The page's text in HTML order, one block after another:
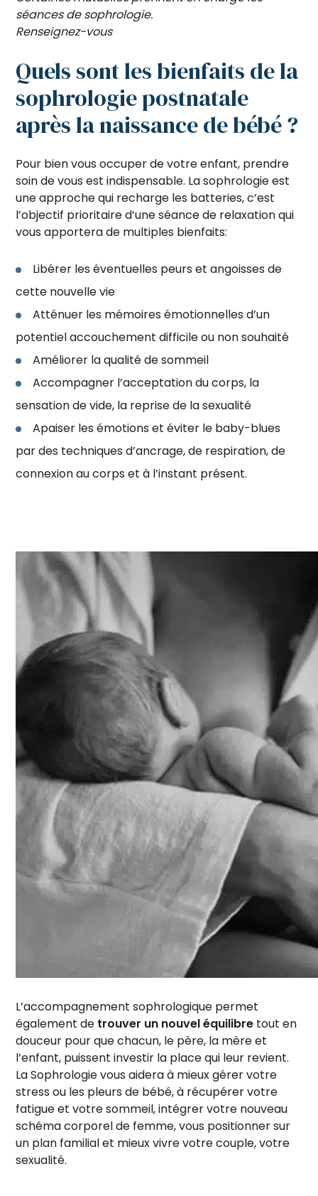
séances de sophrologie.
Renseignez-vous
Quels sont les bienfaits de la
sophrologie postnatale
après la naissance de bébé ?
Pour bien vous occuper de votre enfant, prendre
soin de vous est indispensable. La sophrologie est
une approche qui recharge les batteries, c’est
l’objectif prioritaire d’une séance de relaxation qui
vous apportera de multiples bienfaits:
Libérer les éventuelles peurs et angoisses de
cette nouvelle vie
Atténuer les mémoires émotionnelles d’un
potentiel accouchement difficile ou non souhaité
Améliorer la qualité de sommeil
Accompagner l’acceptation du corps, la
sensation de vide, la reprise de la sexualité
Apaiser les émotions et éviter le baby-blues
par des techniques d’ancrage, de respiration, de
connexion au corps et à l’instant présent.
L’accompagnement sophrologique permet
également de trouver un nouvel équilibre tout en
douceur pour que chacun, le père, la mère et
l’enfant, puissent investir la place qui leur revient.
La Sophrologie vous aidera à mieux gérer votre
stress ou les pleurs de bébé, à récupérer votre
fatigue et votre sommeil, intégrer votre nouveau
schéma corporel de femme, vous positionner sur
un plan familial et mieux vivre votre couple, votre
sexualité.